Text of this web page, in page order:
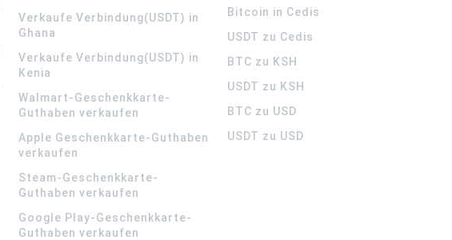
Verkaufe Verbindung(USDT) in
Ghana
Verkaufe Verbindung(USDT) in
Kenia
Walmart-Geschenkkarte-
Guthaben verkaufen
Apple Geschenkkarte-Guthaben
verkaufen
Steam-Geschenkkarte-
Guthaben verkaufen
Google Play-Geschenkkarte-
Guthaben verkaufen
Bitcoin in Cedis
USDT zu Cedis
BTC zu KSH
USDT zu KSH
BTC zu USD
USDT zu USD